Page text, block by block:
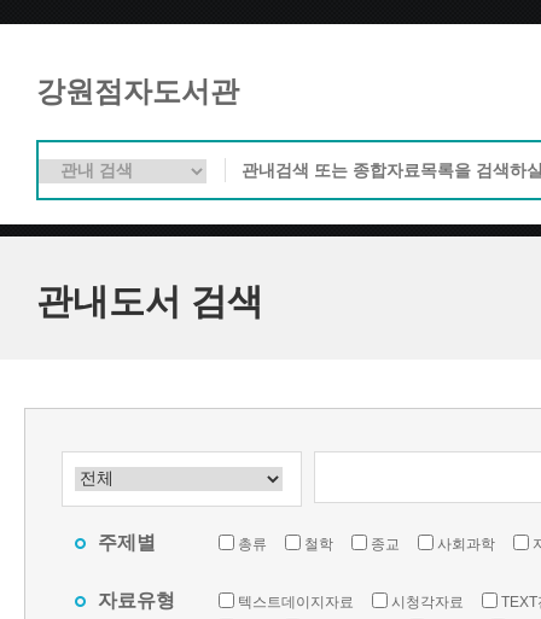
강원점자도서관
관내도서 검색
주제별 총류 철학 종교 사회과학
자료유형 텍스트데이지자료 시청각자료
TEXT